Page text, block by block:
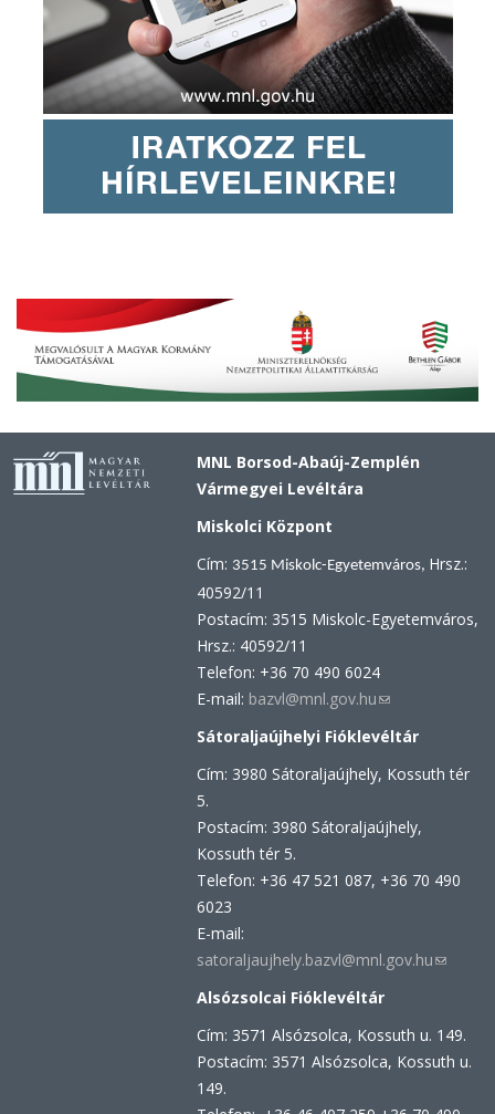
MNL Borsod-Abaúj-Zemplén
Vármegyei Levéltára
Miskolci Központ
Cím: 3515 Miskolc-Egyetemváros, Hrsz.:
40592/11
Postacím: 3515 Miskolc-Egyetemváros,
Hrsz.: 40592/11
Telefon: +36 70 490 6024
E-mail: bazvl@mnl.gov.hu(link
sends
mail)
Sátoraljaújhelyi Fióklevéltár
Cím: 3980 Sátoraljaújhely, Kossuth tér
5.
Postacím: 3980 Sátoraljaújhely,
Kossuth tér 5.
Telefon: +36 47 521 087, +36 70 490
6023
E-mail:
satoraljaujhely.bazvl@mnl.gov.hu(link
mail)
Alsózsolcai Fióklevéltár
Cím: 3571 Alsózsolca, Kossuth u. 149.
Postacím: 3571 Alsózsolca, Kossuth u.
149.